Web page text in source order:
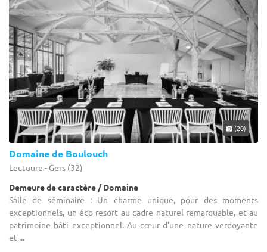
(20)
Domaine de Boulouch
Lectoure - Gers (32)
Demeure de caractère / Domaine
Salle de séminaire : Un charme unique, pour des moments
exceptionnels, un éco-resort au cadre naturel remarquable, et au
patrimoine bâti exceptionnel. Au cœur d’une nature verdoyante
et ...